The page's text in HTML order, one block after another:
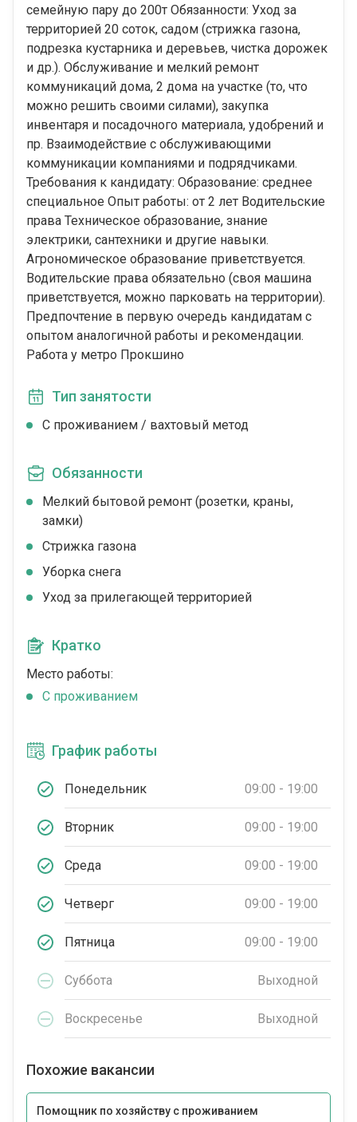
семейную пару до 200т Обязанности: Уход за
территорией 20 соток, садом (стрижка газона,
подрезка кустарника и деревьев, чистка дорожек
и др.). Обслуживание и мелкий ремонт
коммуникаций дома, 2 дома на участке (то, что
можно решить своими силами), закупка
инвентаря и посадочного материала, удобрений и
пр. Взаимодействие с обслуживающими
коммуникации компаниями и подрядчиками.
Требования к кандидату: Образование: среднее
специальное Опыт работы: от 2 лет Водительские
права Техническое образование, знание
электрики, сантехники и другие навыки.
Агрономическое образование приветствуется.
Водительские права обязательно (своя машина
приветствуется, можно парковать на территории).
Предпочтение в первую очередь кандидатам с
опытом аналогичной работы и рекомендации.
Работа у метро Прокшино
Тип занятости
С проживанием / вахтовый метод
Обязанности
Мелкий бытовой ремонт (розетки, краны,
замки)
Стрижка газона
Уборка снега
Уход за прилегающей территорией
Кратко
Место работы:
С проживанием
График работы
Понедельник 09:00 - 19:00
Вторник 09:00 - 19:00
Среда 09:00 - 19:00
Четверг 09:00 - 19:00
Пятница 09:00 - 19:00
Суббота Выходной
Воскресенье Выходной
Похожие вакансии
Помощник по хозяйству с проживанием